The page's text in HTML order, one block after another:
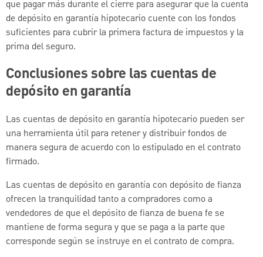
que pagar más durante el cierre para asegurar que la cuenta
de depósito en garantía hipotecario cuente con los fondos
suficientes para cubrir la primera factura de impuestos y la
prima del seguro.
Conclusiones sobre las cuentas de
depósito en garantía
Las cuentas de depósito en garantía hipotecario pueden ser
una herramienta útil para retener y distribuir fondos de
manera segura de acuerdo con lo estipulado en el contrato
firmado.
Las cuentas de depósito en garantía con depósito de fianza
ofrecen la tranquilidad tanto a compradores como a
vendedores de que el depósito de fianza de buena fe se
mantiene de forma segura y que se paga a la parte que
corresponde según se instruye en el contrato de compra.